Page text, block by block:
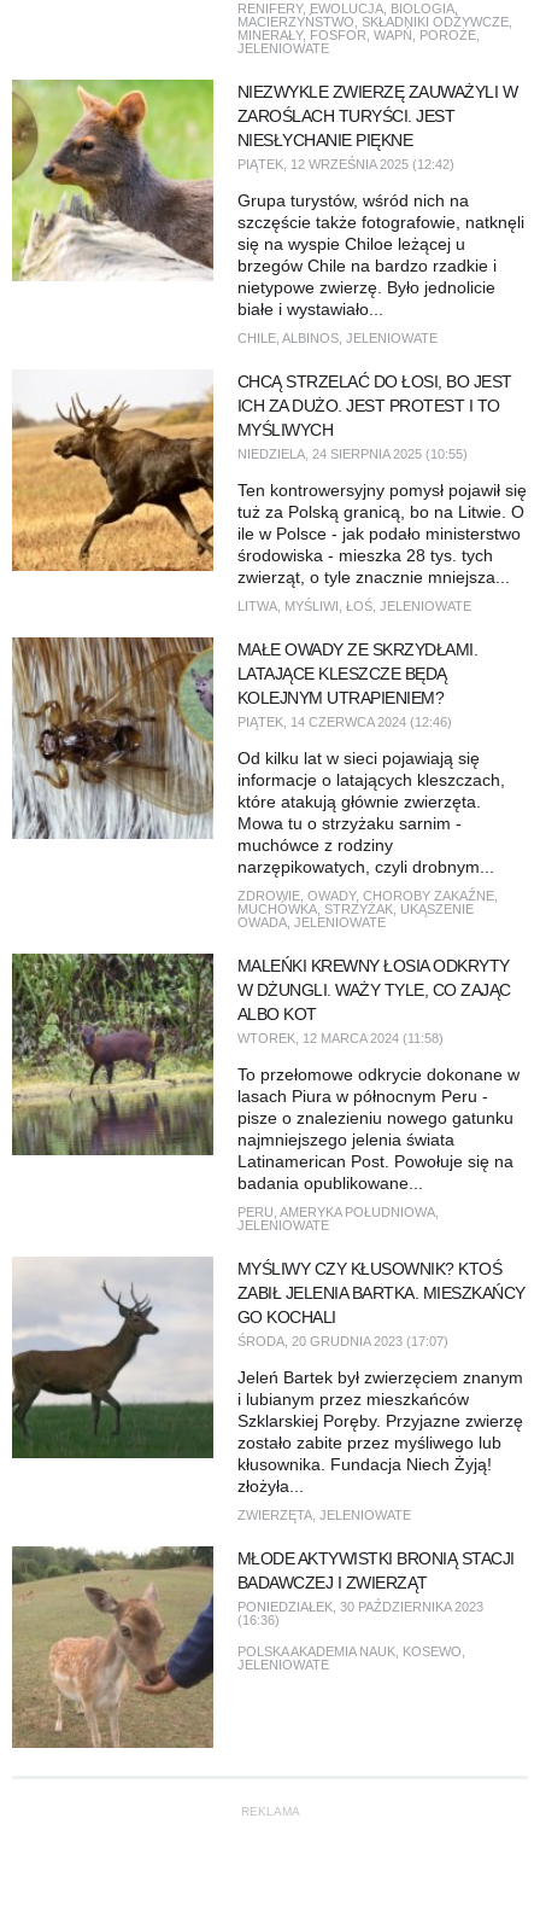
RENIFERY, EWOLUCJA, BIOLOGIA,
MACIERZYŃSTWO SKŁADNIKI ODŻYWCZE,
MINERAŁY, FOSFOR WAPŃ POROŻE,
JELENIOWATE
NIEZWYKLE ZWIERZĘ ZAUWAŻYLI W
ZAROŚLACH TURYŚCI. JEST
NIESŁYCHANIE PIĘKNE
PIĄTEK, 12 WRZEŚNIA 2025 (12:42)
Grupa turystów, wśród nich na
szczęście także fotografowie, natknęli
się na wyspie Chiloe leżącej u
brzegów Chile na bardzo rzadkie i
nietypowe zwierzę. Było jednolicie
białe i wystawiało...
CHILE, ALBINOS, JELENIOWATE
CHCĄ STRZELAĆ DO ŁOSI, BO JEST
ICH ZA DUŻO. JEST PROTEST I TO
MYŚLIWYCH
NIEDZIELA, 24 SIERPNIA 2025 (10:55)
Ten kontrowersyjny pomysł pojawił się
tuż za Polską granicą, bo na Litwie. O
ile w Polsce - jak podało ministerstwo
środowiska - mieszka 28 tys. tych
zwierząt, o tyle znacznie mniejsza...
LITWA, MYŚLIWI ŁOŚ, JELENIOWATE
MAŁE OWADY ZE SKRZYDŁAMI.
LATAJĄCE KLESZCZE BĘDĄ
KOLEJNYM UTRAPIENIEM?
PIĄTEK, 14 CZERWCA 2024 (12:46)
Od kilku lat w sieci pojawiają się
informacje o latających kleszczach,
które atakują głównie zwierzęta.
Mowa tu o strzyżaku sarnim -
muchówce z rodziny
narzępikowatych, czyli drobnym...
ZDROWIE, OWADY, CHOROBY ZAKAŹNE,
MUCHÓWKA, STRZYŻAK, UKĄSZENIE
OWADA, JELENIOWATE
MALEŃKI KREWNY ŁOSIA ODKRYTY
W DŻUNGLI. WAŻY TYLE, CO ZAJĄC
ALBO KOT
WTOREK, 12 MARCA 2024 (11:58)
To przełomowe odkrycie dokonane w
lasach Piura w północnym Peru -
pisze o znalezieniu nowego gatunku
najmniejszego jelenia świata
Latinamerican Post. Powołuje się na
badania opublikowane...
PERU AMERYKA POŁUDNIOWA,
JELENIOWATE
MYŚLIWY CZY KŁUSOWNIK? KTOŚ
ZABIŁ JELENIA BARTKA. MIESZKAŃCY
GO KOCHALI
ŚRODA, 20 GRUDNIA 2023 (17:07)
Jeleń Bartek był zwierzęciem znanym
i lubianym przez mieszkańców
Szklarskiej Poręby. Przyjazne zwierzę
zostało zabite przez myśliwego lub
kłusownika. Fundacja Niech Żyją!
złożyła...
ZWIERZĘTA, JELENIOWATE
MŁODE AKTYWISTKI BRONIĄ STACJI
BADAWCZEJ I ZWIERZĄT
PONIEDZIAŁEK, 30 PAŹDZIERNIKA 2023
(16:36)
POLSKA AKADEMIA NAUK, KOSEWO
JELENIOWATE
REKLAMA